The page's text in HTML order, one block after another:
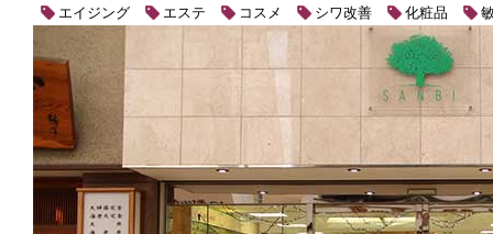
エイジング エステ コスメ シワ改善 化粧品